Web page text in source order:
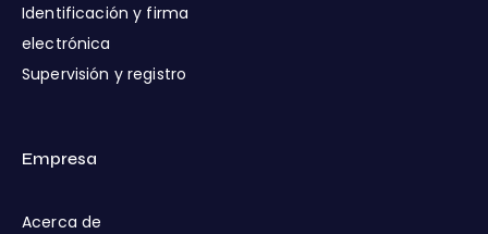
Identificación y firma
electrónica
Supervisión y registro
Empresa
Acerca de